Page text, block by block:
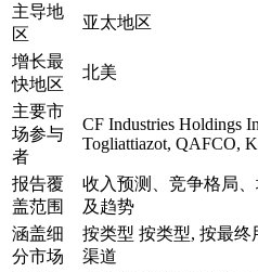
主导地
区
亚太地区
增长最
快地区
北美
主要市
场参与
者
CF Industries Holdings
Togliattiazot, QAFCO,
报告覆
盖范围
收入预测、竞争格局
及趋势
涵盖细
分市场
按类型 按类型, 按最终
渠道